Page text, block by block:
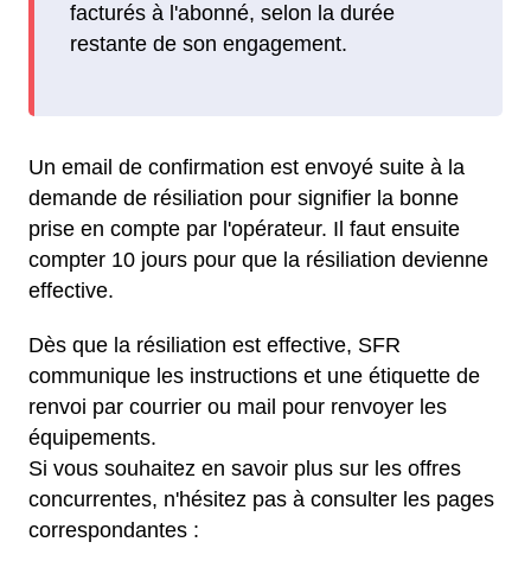
facturés à l'abonné, selon la durée
restante de son engagement.
Un email de confirmation est envoyé suite à la
demande de résiliation pour signifier la bonne
prise en compte par l'opérateur. Il faut ensuite
compter 10 jours pour que la résiliation devienne
effective.
Dès que la résiliation est effective, SFR
communique les instructions et une étiquette de
renvoi par courrier ou mail pour renvoyer les
équipements.
Si vous souhaitez en savoir plus sur les offres
concurrentes, n'hésitez pas à consulter les pages
correspondantes :